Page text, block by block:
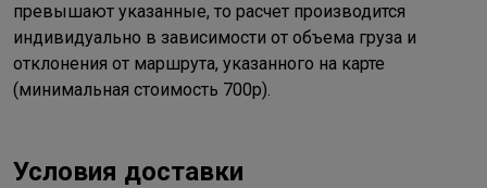
превышают указанные, то расчет производится
индивидуально в зависимости от объема груза и
отклонения от маршрута, указанного на карте
(минимальная стоимость 700р).
Условия доставки